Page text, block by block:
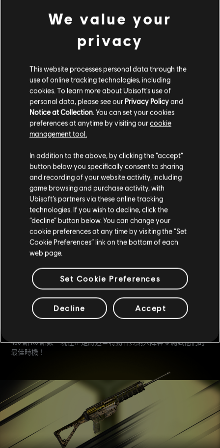
玩家舒適度
張。這項改動能夠提升地圖多樣性，同時保有玩家能夠從地圖集
移除特定地圖的能力。
戰術地圖變更
我們更新了戰術地圖，以便提供更多關鍵資訊給攻擊方，協助他
攻擊方現在可以看到防守方可選的目標位置清單了。
樓層地圖與目標位置被攻擊方隊伍發現時就會顯示出來。
特勤幹員價格調降
如同以往的每個季度，「蜂暴行動」也會讓特定特勤幹員降價。
480 點 R6 點數。現在正是將這些特勤幹員納入陣容並測試他們的
最佳時機！
We value your
privacy
This website processes personal data through the
use of online tracking technologies, including
cookies. To learn more about Ubisoft's use of
personal data, please see our Privacy Policyand
Notice at Collection. You can set your cookies
preferences at anytime by visiting ourcookie
management tool.
In addition to the above, by clicking the “accept”
button below you specifically consent to sharing
and recording of your website activity, including
game browsing and purchase activity, with
Ubisoft’s partners via these online tracking
technologies. If you wish to decline, click the
“decline” button below. You can change your
cookie preferences at any time by visiting the “Set
Cookie Preferences” link on the bottom of each
web page.
Set Cookie Preferences
Decline Accept